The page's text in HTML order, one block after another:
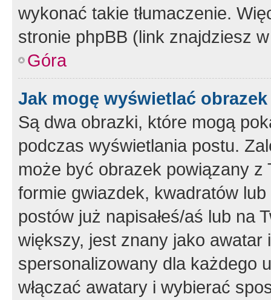
wykonać takie tłumaczenie.
stronie phpBB (link znajdziesz
Góra
Jak mogę wyświetlać
Są dwa obrazki, które mogą
podczas wyświetlania postu.
może być obrazek powiązany z
formie gwiazdek, kwadratów
postów już napisałeś/aś lub na
większy, jest znany jako
spersonalizowany dla każdego
włączać awatary i wybierać